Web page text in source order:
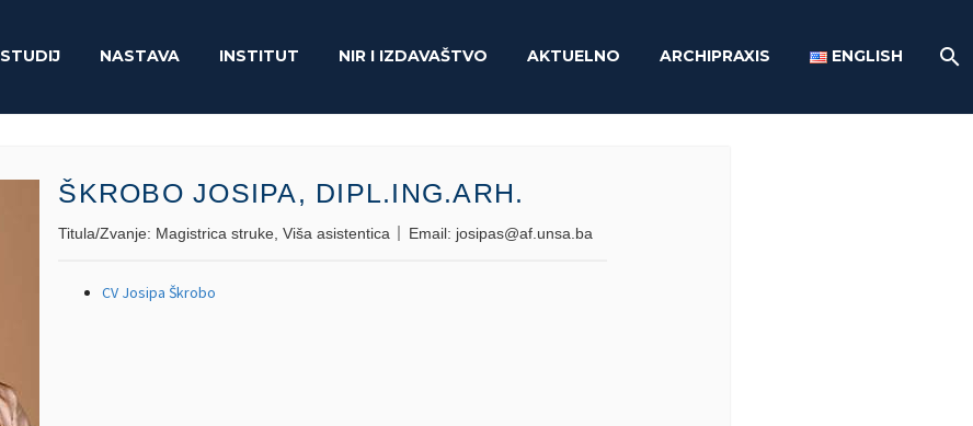
STUDIJ NASTAVA INSTITUT NIR I IZDAVAŠTVO AKTUELNO ARCHIPRAXIS ENGLISH
ŠKROBO JOSIPA, DIPL.ING.ARH.
Titula/Zvanje: Magistrica struke, Viša asistentica Email: josipas@af.unsa.ba
CV Josipa Škrobo